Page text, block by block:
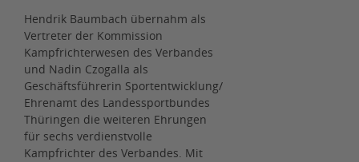
Hendrik Baumbach übernahm als
Vertreter der Kommission
Kampfrichterwesen des Verbandes
und Nadin Czogalla als
Geschäftsführerin Sportentwicklung/
Ehrenamt des Landessportbundes
Thüringen die weiteren Ehrungen
für sechs verdienstvolle
Kampfrichter des Verbandes. Mit